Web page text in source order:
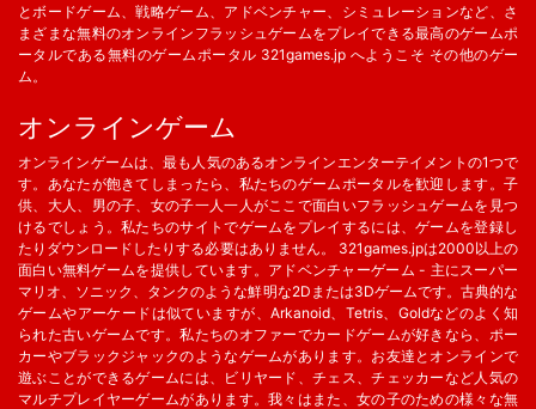
とボードゲーム、戦略ゲーム、アドベンチャー、シミュレーションなど、さ
まざまな無料のオンラインフラッシュゲームをプレイできる最高のゲームポ
ータルである無料のゲームポータル 321games.jp へようこそ その他のゲー
ム。
オンラインゲーム
オンラインゲームは、最も人気のあるオンラインエンターテイメントの1つで
す。あなたが飽きてしまったら、私たちのゲームポータルを歓迎します。子
供、大人、男の子、女の子一人一人がここで面白いフラッシュゲームを見つ
けるでしょう。私たちのサイトでゲームをプレイするには、ゲームを登録し
たりダウンロードしたりする必要はありません。 321games.jpは2000以上の
面白い無料ゲームを提供しています。アドベンチャーゲーム - 主にスーパー
マリオ、ソニック、タンクのような鮮明な2Dまたは3Dゲームです。古典的な
ゲームやアーケードは似ていますが、Arkanoid、Tetris、Goldなどのよく知
られた古いゲームです。私たちのオファーでカードゲームが好きなら、ポー
カーやブラックジャックのようなゲームがあります。お友達とオンラインで
遊ぶことができるゲームには、ビリヤード、チェス、チェッカーなど人気の
マルチプレイヤーゲームがあります。我々はまた、女の子のための様々な無